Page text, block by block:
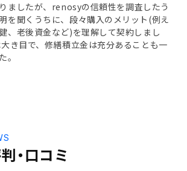
ましたが、renosyの信頼性を調査したう
を聞くうちに、段々購入のメリット(例え
、老後資金など)を理解して契約しまし
き目で、修繕積立金は充分あることも一
。
・口コミ